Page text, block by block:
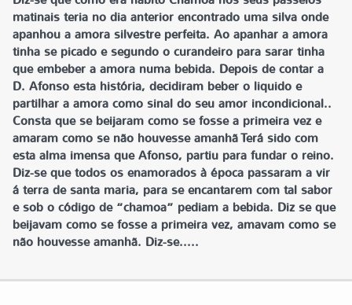
matinais teria no dia anterior encontrado uma silva onde
apanhou a amora silvestre perfeita. Ao apanhar a amora
tinha se picado e segundo o curandeiro para sarar tinha
que embeber a amora numa bebida. Depois de contar a
D. Afonso esta história, decidiram beber o liquido e
partilhar a amora como sinal do seu amor incondicional..
Consta que se beijaram como se fosse a primeira vez e
amaram como se não houvesse amanhã Terá sido com
esta alma imensa que Afonso, partiu para fundar o reino.
Diz-se que todos os enamorados à época passaram a vir
á terra de santa maria, para se encantarem com tal sabor
e sob o código de “chamoa” pediam a bebida. Diz se que
beijavam como se fosse a primeira vez, amavam como se
não houvesse amanhã. Diz-se.....